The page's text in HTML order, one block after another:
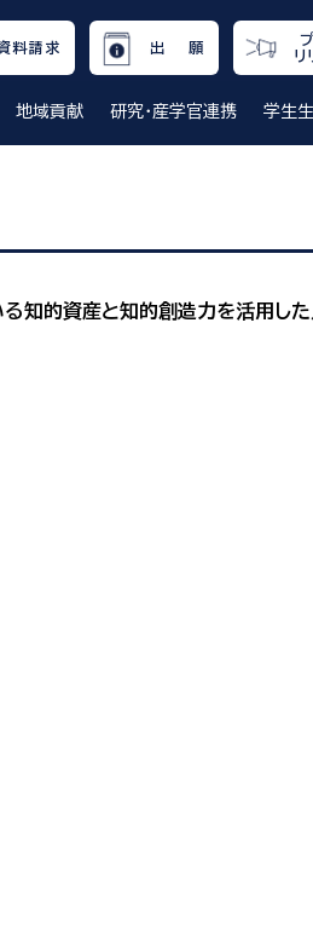
料請求 出 願
リ
地域貢献 研究・産学官連携 学生
知的資産と知的創造力を活用し